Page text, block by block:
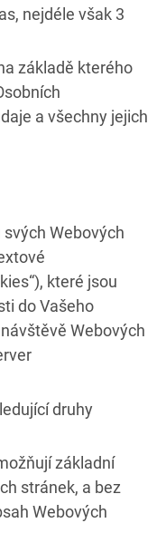
nejdéle však 3
základě kterého
a všechny jejich
Webových
které jsou
do Vašeho
Webových
druhy
základní
stránek, a bez
Webových